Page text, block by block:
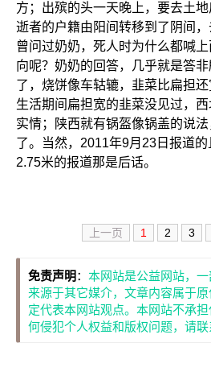
方；出殡的头一天晚上，要去土
逝者的户籍由阳间转移到了阴间
曾问过奶奶，死人时为什么都喊
向呢？奶奶的回答，几乎就是答
了，烧饼像车轱辘，韭菜比扁担
生活期间扁担宽的韭菜没见过，
实情；陕西就有锅盔像锅盖的说
了。当然，2011年9月23日报道
2.75米的报道那是后话。
上一页 1 2 3
免责声明 ： 本网站是公益网站，
来源于其它媒介，文章内容属于
定代表本网站观点。本网站不承
何侵犯个人权益和版权问题，请